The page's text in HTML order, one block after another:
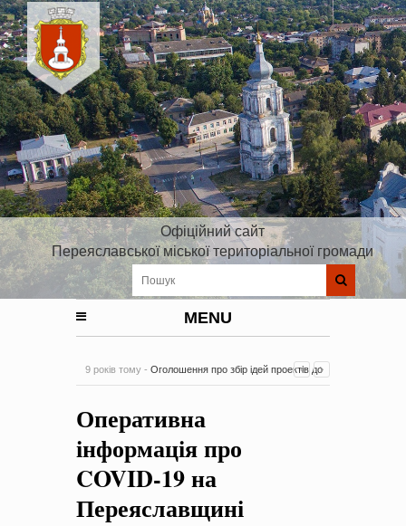
Офіційний сайт
Переяславської міської територіальної громади
MENU
9 років тому - Оголошення про збір ідей проектів до
на період 2018 – 2020 роки Оголошення про збір ідей
проектів-
Оперативна
інформація про
COVID-19 на
Переяславщині